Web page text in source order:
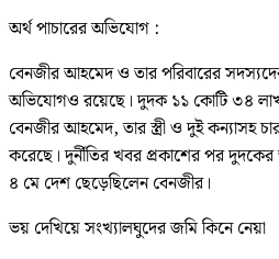
অর্থ পাচারের অভিযোগ :
বেনজীর আহমেদ ও তার পরিবারের
অভিযোগও রয়েছে। দুদক ১১ কোটি ৩৪ লাখ
বেনজীর আহমেদ, তার স্ত্রী ও দুই কন্যাসহ
করেছে। দুর্নীতির খবর প্রকাশের পর
৪ মে দেশ ছেড়েছিলেন বেনজীর।
ভয় দেখিয়ে সংখ্যালঘুদের জমি কিনে নেয়া